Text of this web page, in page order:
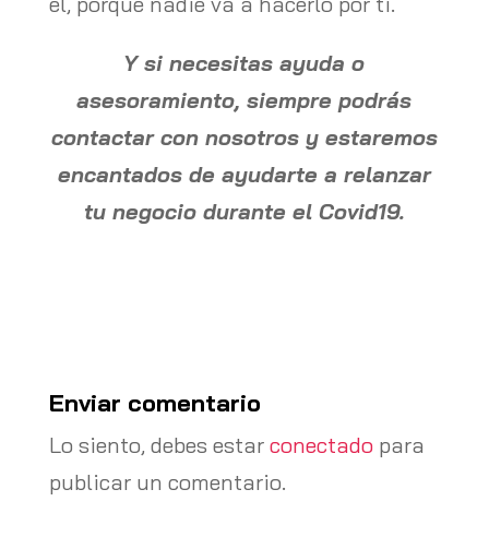
Y si necesitas ayuda o
asesoramiento, siempre podrás
contactar con nosotros y estaremos
encantados de ayudarte a relanzar
tu negocio durante el Covid19.
Enviar comentario
Lo siento, debes estar conectadopara
publicar un comentario.